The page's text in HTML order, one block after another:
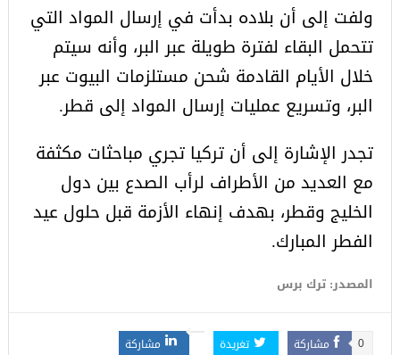
ولفت إلى أن بلاده بدأت في إرسال المواد التي
تتحمل البقاء لفترة طويلة عبر البر، وأنه سيتم
خلال الأيام القادمة شحن مستلزمات البيوت عبر
البر، وتسريع عمليات إرسال المواد إلى قطر.
تجدر الإشارة إلى أن تركيا تجري مباحثات مكثفة
مع العديد من الأطراف لرأب الصدع بين دول
الخليج وقطر، بهدف إنهاء الأزمة قبل حلول عيد
الفطر المبارك.
المصدر: ترك برس
مشاركة 0 تغريدة
مشاركة